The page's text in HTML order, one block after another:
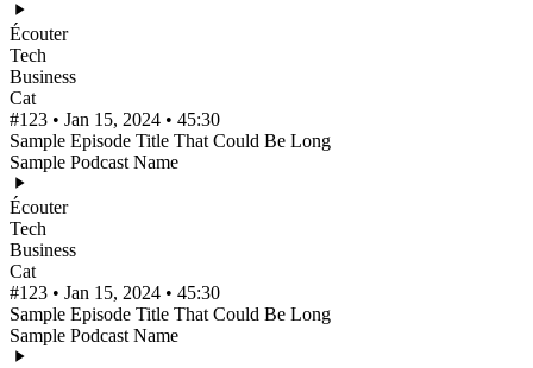
Écouter
Tech
Business
Cat
#123 • Jan 15, 2024 • 45:30
Sample Episode Title That Could Be Long
Sample Podcast Name
Écouter
Tech
Business
Cat
#123 • Jan 15, 2024 • 45:30
Sample Episode Title That Could Be Long
Sample Podcast Name